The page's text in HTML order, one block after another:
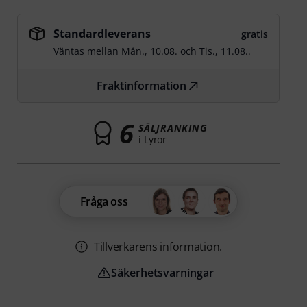
Standardleverans
gratis
Väntas mellan Mån., 10.08. ochTis., 11.08..
Fraktinformation
6 SÄLJRANKING
i Lyror
Fråga oss
Tillverkarens information.
Säkerhetsvarningar